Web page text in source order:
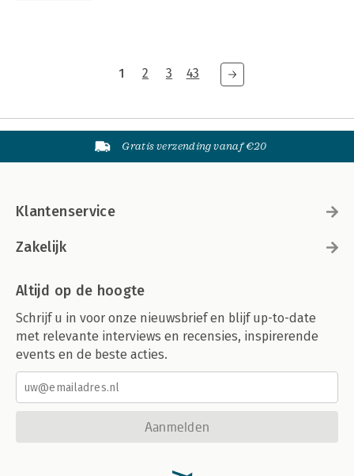
1 2 3 43
Gratis verzending vanaf €20
Klantenservice
Zakelijk
Altijd op de hoogte
Schrijf u in voor onze nieuwsbrief en blijf up-to-date
met relevante interviews en recensies, inspirerende
events en de beste acties.
Aanmelden